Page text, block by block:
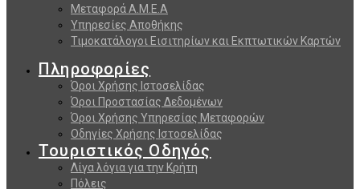
Μεταφορά Α.Μ.Ε.Α
Υπηρεσίες Αποθήκης
Τιμοκατάλογοι Εισιτηρίων και Εκπτωτικών Καρτών
Πληροφορίες
Όροι Χρήσης Ιστοσελίδας
Όροι Προστασίας Δεδομένων
Όροι Χρήσης Υπηρεσίας Μεταφορών
Οδηγίες Χρήσης Ιστοσελίδας
Τουριστικός Οδηγός
Λίγα λόγια για την Κρήτη
Πόλεις